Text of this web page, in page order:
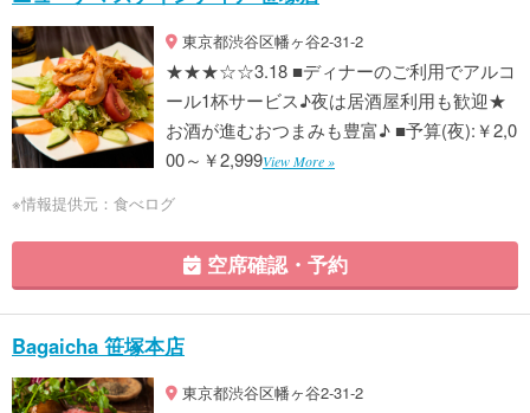
東京都渋谷区幡ヶ谷2-31-2
★★★☆☆3.18 ■ディナーのご利用でアルコ
ール1杯サービス♪夜は居酒屋利用も歓迎★
お酒が進むおつまみも豊富♪ ■予算(夜):￥2,0
00～￥2,999View More »
※情報提供元：食べログ
空席確認・予約
Bagaicha 笹塚本店
東京都渋谷区幡ヶ谷2-31-2